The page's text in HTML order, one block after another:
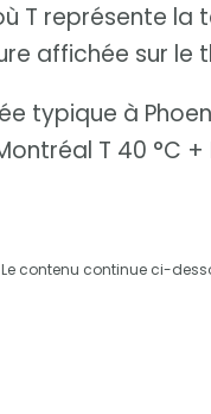
T représente la
affichée sur le
typique à
T 40 °C +
Le contenu continue ci-